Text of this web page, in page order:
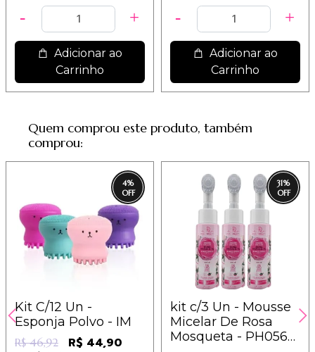
Adicionar ao
Carrinho
Adicionar ao
Carrinho
Quem comprou este produto, também
comprou:
4%
Kit C/12 Un -
Esponja Polvo - IM
R$ 46,92 R$ 44,90
31%
kit c/3 Un - Mousse
Micelar De Rosa
Mosqueta - PH0565